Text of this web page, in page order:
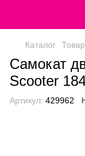
Каталог
Самокат
Scooter
Артикул: 429962